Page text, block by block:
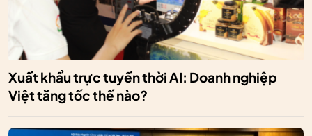
Xuất khẩu trực tuyến thời AI: Doanh nghiệp
Việt tăng tốc thế nào?